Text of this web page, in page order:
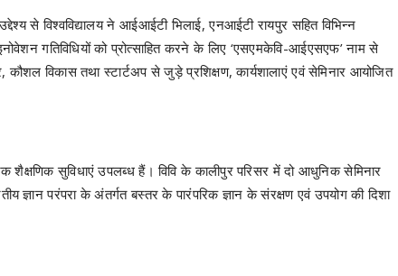
से विश्वविद्यालय ने आईआईटी भिलाई, एनआईटी रायपुर सहित विभिन्न
गतिविधियों को प्रोत्साहित करने के लिए ‘एसएमकेवि-आईएसएफ’ नाम से
विकास तथा स्टार्टअप से जुड़े प्रशिक्षण, कार्यशालाएं एवं सेमिनार आयोजित
शैक्षणिक सुविधाएं उपलब्ध हैं। विवि के कालीपुर परिसर में दो आधुनिक सेमिनार
ज्ञान परंपरा के अंतर्गत बस्तर के पारंपरिक ज्ञान के संरक्षण एवं उपयोग की दिशा